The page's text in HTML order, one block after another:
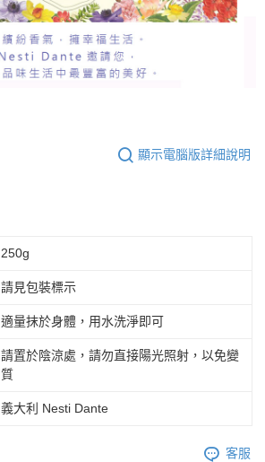
顯示電腦版詳細說明
250g
請見包裝標示
適量抹於身體，用水洗淨即可
請置於陰涼處，請勿直接陽光照射，以免變
質
義大利 Nesti Dante
客服